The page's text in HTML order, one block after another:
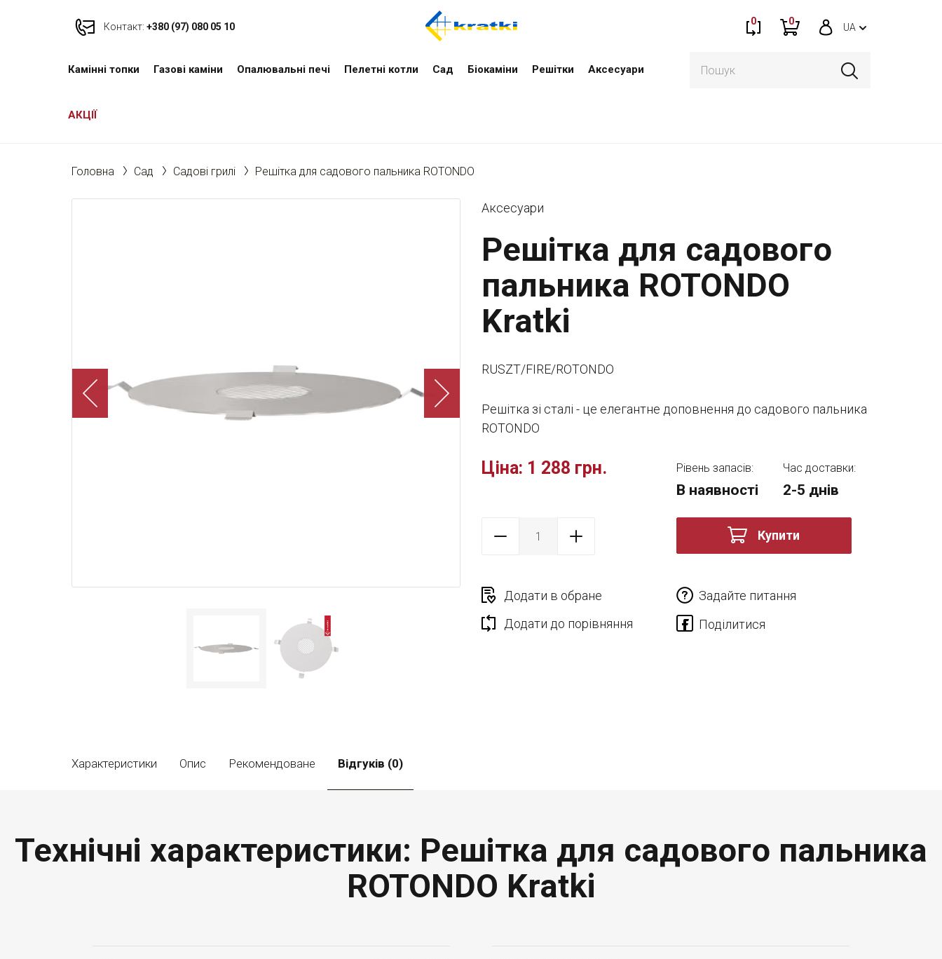
Контакт: +380 (97) 080 05 10 0 0
UA
Камінні топки Газові каміни Опалювальні печі Пелетні котли Cад Біокаміни Решітки Аксесуари
АКЦІЇ
Головна Cад Садові грилі Решітка для садового пальника ROTONDO
Аксесуари
Решітка для садового
пальника ROTONDO
Kratki
RUSZT/FIRE/ROTONDO
Решітка зі сталі - це елегантне доповнення до садового пальника
ROTONDO
Ціна: 1 288 грн. Рівень запасів:
В наявності
Час доставки:
2-5 днів
Купити
Додати в обране
Задайте питання
Додати до порівняння
Характеристики Опис Рекомендоване Відгуків (0)
Технічні характеристики: Решітка для садового пальника
ROTONDO Kratki